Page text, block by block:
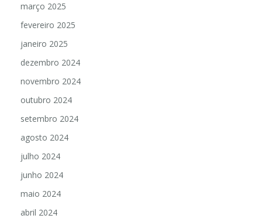
março 2025
fevereiro 2025
janeiro 2025
dezembro 2024
novembro 2024
outubro 2024
setembro 2024
agosto 2024
julho 2024
junho 2024
maio 2024
abril 2024